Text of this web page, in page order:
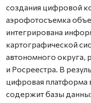
создания цифровой
аэрофотосъемка
интегрирована
картографической
автономного округа,
и Росреестра. В
цифровая платформа
содержит базы